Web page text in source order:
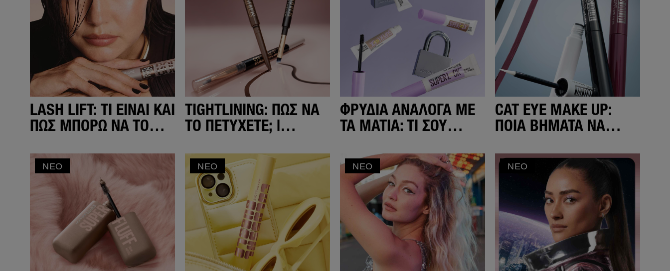
LASH LIFT: ΤΙ ΕΊΝΑΙ ΚΑΙ
ΠΏΣ ΜΠΟΡΏ ΝΑ ΤΟ
TIGHTLINING: ΠΏΣ ΝΑ
ΤΟ ΠΕΤΎΧΕΤΕ; |
YORK
ΦΡΎΔΙΑ ΑΝΆΛΟΓΑ ΜΕ
ΤΑ ΜΆΤΙΑ: ΤΙ ΣΟΥ
ΠΕΡΙΣΣΌΤΕΡΟ;
CAT EYE MAKE UP:
ΠΟΙΑ ΒΉΜΑΤΑ ΝΑ
ΝΈΟ ΝΈΟ ΝΈΟ ΝΈΟ